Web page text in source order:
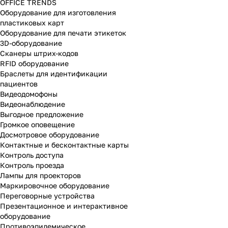
OFFICE TRENDS
Оборудование для изготовления
пластиковых карт
Оборудование для печати этикеток
3D-оборудование
Cканеры штрих-кодов
RFID оборудование
Браслеты для идентификации
пациентов
Видеодомофоны
Видеонаблюдение
Выгодное предложение
Громкое оповещение
Досмотровое оборудование
Контактные и бесконтактные карты
Контроль доступа
Контроль проезда
Лампы для проекторов
Маркировочное оборудование
Переговорные устройства
Презентационное и интерактивное
оборудование